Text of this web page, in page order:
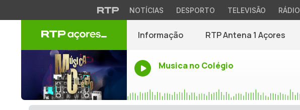
NOTÍCIAS DESPORTO TELEVISÃO RÁDIO
Informação RTP Antena 1 Açores
Musica no Colégio